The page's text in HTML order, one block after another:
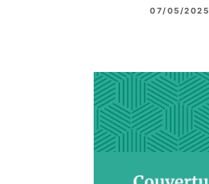
07/05/2025